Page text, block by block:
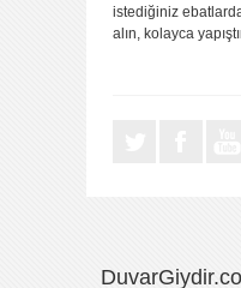
istediğiniz
alın, kolayca